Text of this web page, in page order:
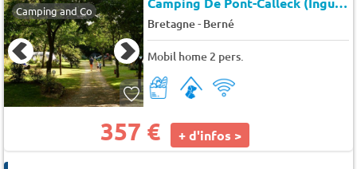
Camping and Co
Bretagne- Berné
Mobil home 2 pers.
357 € + d'infos >